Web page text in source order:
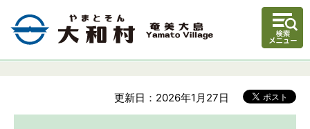
更新日：2026年1月27日